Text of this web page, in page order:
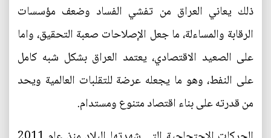
ذلك يعاني العراق من تفشي الفساد وضعف مؤسسات
الرقابة والمساءلة، ما جعل الإصلاحات صعبة التحقيق، واما
على الصعيد الاقتصادي، يعتمد العراق بشكل شبه كامل
على النفط، وهو ما يجعله عرضة للتقلبات العالمية ويحد
من قدرته على بناء اقتصاد متنوع ومستدام.